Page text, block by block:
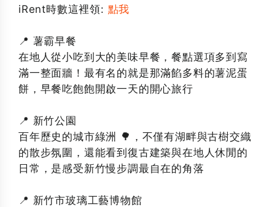
iRent時數這裡領: 點我
📍 薯霸早餐
在地人從小吃到大的美味早餐，餐點選項多到寫
滿一整面牆！最有名的就是那滿餡多料的薯泥蛋
餅，早餐吃飽飽開啟一天的開心旅行
📍 新竹公園
百年歷史的城市綠洲 🌳，不僅有湖畔與古樹交織
的散步氛圍，還能看到復古建築與在地人休閒的
日常，是感受新竹慢步調最自在的角落
📍 新竹市玻璃工藝博物館